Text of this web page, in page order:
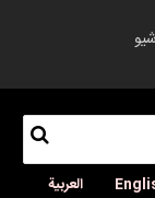
العربية